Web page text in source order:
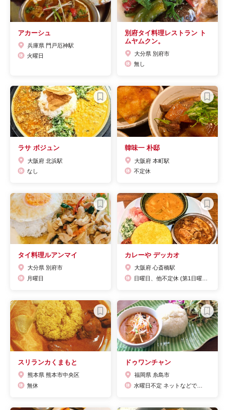
アカーシュ
兵庫県 門戸厄神駅
火曜日
別府タイ料理レストラン ト
ムヤムクン。
大分県 別府市
無し
ラサ ボジュン
大阪府 北浜駅
なし
韓味一 朴邸
大阪府 本町駅
不定休
タイ料理ルアンマイ
大分県 別府市
月曜日
カレーや デッカオ
大阪府 心斎橋駅
スリランカくまもと
熊本県 熊本市中央区
無休
ドゥワンチャン
福岡県 糸島市